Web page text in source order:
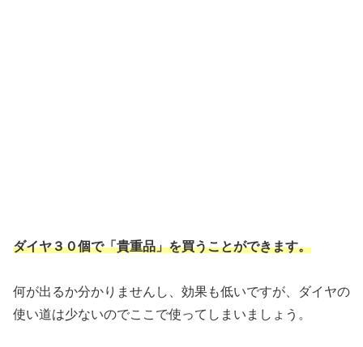
ダイヤ３０個で「貴重品」を買うことができます。
何が出るか分かりませんし、効果も低いですが、ダイヤの
使い道は少ないのでここで使ってしまいましょう。